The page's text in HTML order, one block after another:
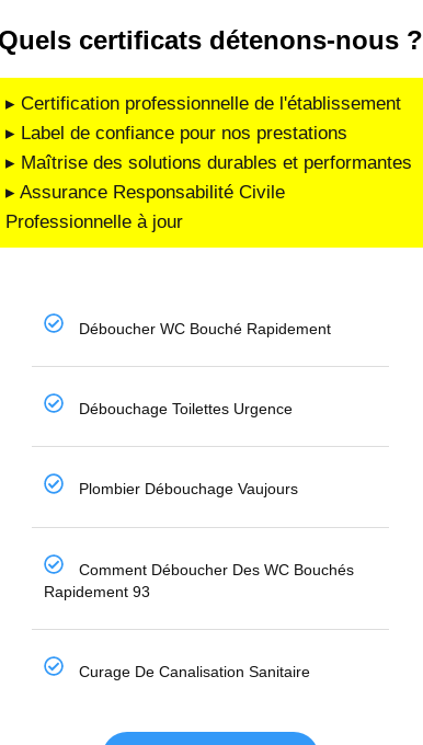
Quels certificats détenons-nous ?
▸ Certification professionnelle de l'établissement
▸ Label de confiance pour nos prestations
▸ Maîtrise des solutions durables et performantes
▸ Assurance Responsabilité Civile
Professionnelle à jour
Déboucher WC Bouché Rapidement
Débouchage Toilettes Urgence
Plombier Débouchage Vaujours
Comment Déboucher Des WC Bouchés
Rapidement 93
Curage De Canalisation Sanitaire